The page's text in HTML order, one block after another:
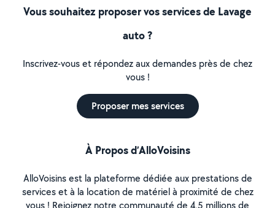
Vous souhaitez proposer vos services de Lavage
auto ?
Inscrivez-vous et répondez aux demandes près de chez
vous !
Proposer mes services
À Propos d’AlloVoisins
AlloVoisins est la plateforme dédiée aux prestations de
services et à la location de matériel à proximité de chez
vous ! Rejoignez notre communauté de 4,5 millions de